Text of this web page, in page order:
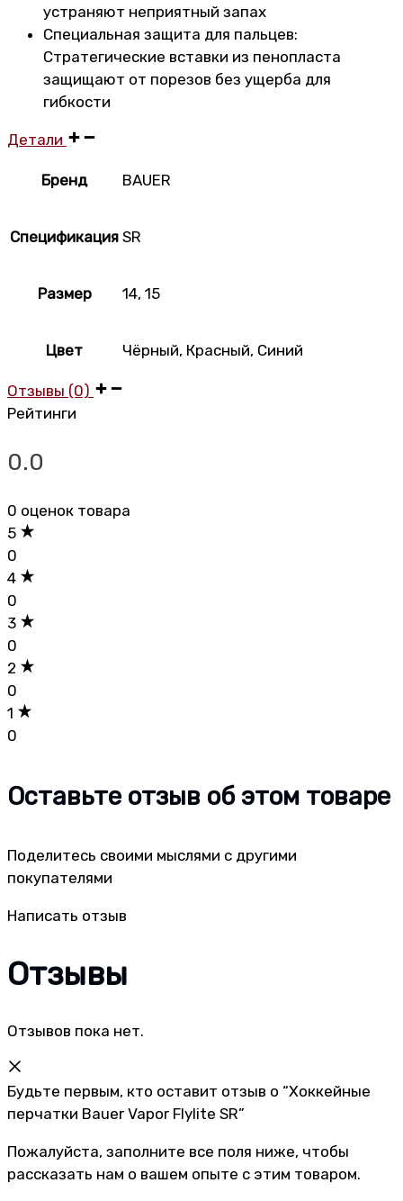
устраняют неприятный запах
Специальная защита для пальцев:
Стратегические вставки из пенопласта
защищают от порезов без ущерба для
гибкости
Детали
Бренд BAUER
Спецификация SR
Размер 14, 15
Цвет Чёрный, Красный, Синий
Отзывы (0)
Рейтинги
0.0
0 оценок товара
5
0
4
0
3
0
2
0
1
0
Оставьте отзыв об этом товаре
Поделитесь своими мыслями с другими
покупателями
Написать отзыв
Отзывы
Отзывов пока нет.
Будьте первым, кто оставит отзыв о “Хоккейные
перчатки Bauer Vapor Flylite SR”
Пожалуйста, заполните все поля ниже, чтобы
рассказать нам о вашем опыте с этим товаром.